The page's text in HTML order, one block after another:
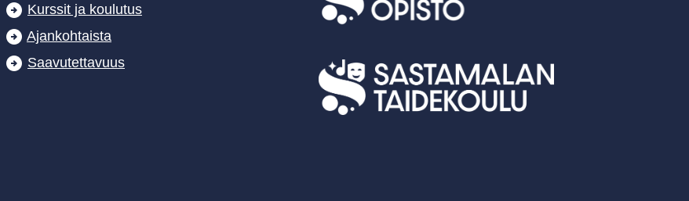
Kurssit ja koulutus
Ajankohtaista
Saavutettavuus